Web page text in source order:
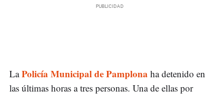
LaPolicía Municipal de Pamplona ha detenido en
las últimas horas a tres personas. Una de ellas por